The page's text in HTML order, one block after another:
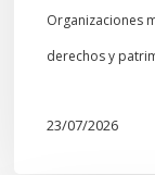
Organizaciones
derechos y
23/07/2026